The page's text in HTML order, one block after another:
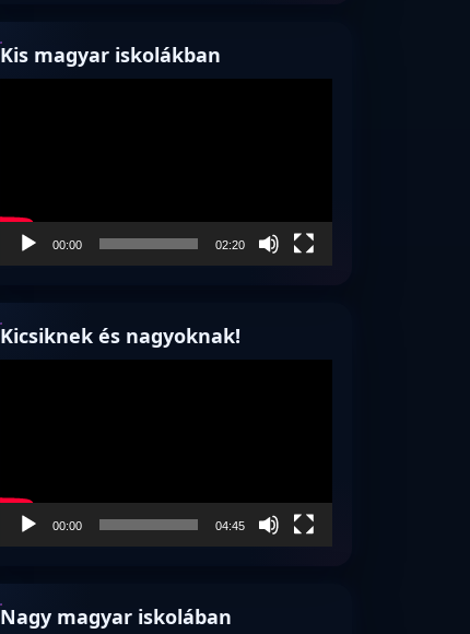
Kis magyar iskolákban
00:00 02:20
Kicsiknek és nagyoknak!
00:00 04:45
Nagy magyar iskolában